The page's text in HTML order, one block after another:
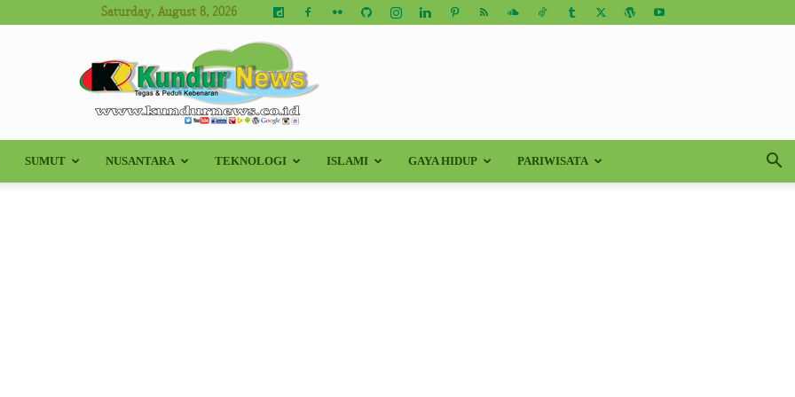
Saturday, August 8, 2026
Kundur
SUMUT NUSANTARA TEKNOLOGI ISLAMI GAYA HIDUP PARIWISATA